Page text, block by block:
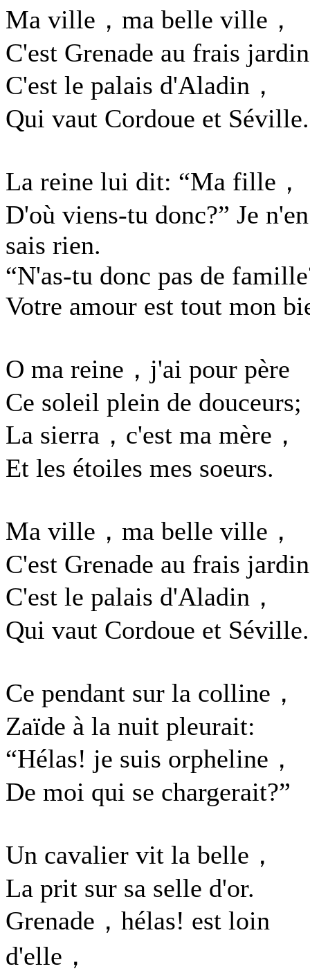
Ma ville，ma belle ville，
C'est Grenade au frais
C'est le palais d'Aladin，
Qui vaut Cordoue et Séville.
La reine lui dit: “Ma fille，
D'où viens-tu donc?” Je n'en
sais rien.
“N'as-tu donc pas de
Votre amour est tout mon
O ma reine，j'ai pour père
Ce soleil plein de douceurs;
La sierra，c'est ma mère，
Et les étoiles mes soeurs.
Ma ville，ma belle ville，
C'est Grenade au frais
C'est le palais d'Aladin，
Qui vaut Cordoue et Séville.
Ce pendant sur la colline，
Zaïde à la nuit pleurait:
“Hélas! je suis orpheline，
De moi qui se chargerait?”
Un cavalier vit la belle，
La prit sur sa selle d'or.
Grenade，hélas! est loin
d'elle，